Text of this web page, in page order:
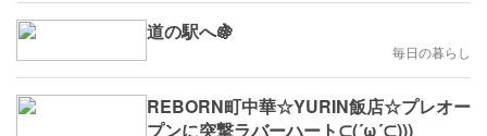
道の駅へ🍇
毎日の暮らし
REBORN町中華☆YURIN飯店☆プレオー
プンに突撃ラバーハート⊂(´ω´⊂)))